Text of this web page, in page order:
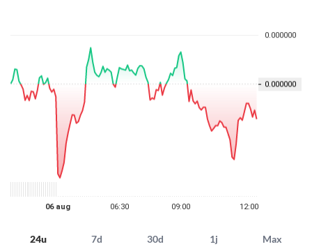
24u 7d 30d 1j Max